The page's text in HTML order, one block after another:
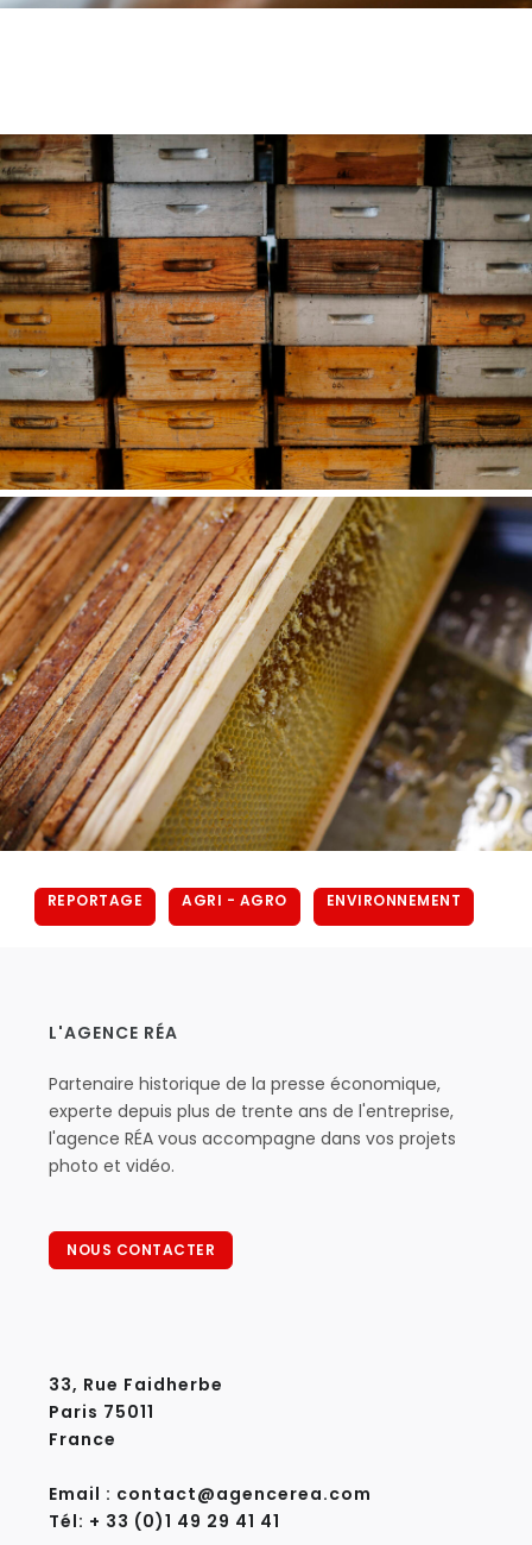
REPORTAGE AGRI - AGRO ENVIRONNEMENT
L'AGENCE RÉA
Partenaire historique de la presse économique,
experte depuis plus de trente ans de l'entreprise,
l'agence RÉA vous accompagne dans vos projets
photo et vidéo.
NOUS CONTACTER
33, Rue Faidherbe
Paris 75011
France
Email : contact@agencerea.com
Tél: + 33 (0)1 49 29 41 41